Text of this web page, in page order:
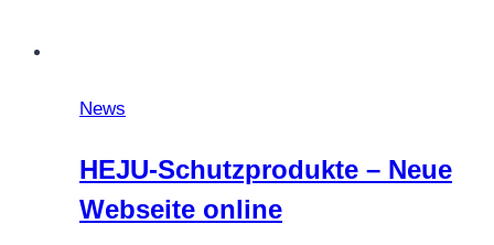
News
HEJU-Schutzprodukte – Neue
Webseite online